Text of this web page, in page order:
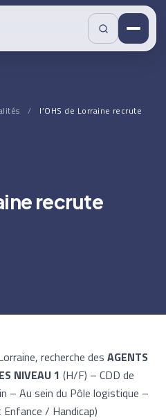
/ l’OHS de Lorraine recrute
recrute
recherche des AGENTS
NIVEAU 1 (H/F) – CDD de
– Au sein du Pôle logistique –
/ Handicap)